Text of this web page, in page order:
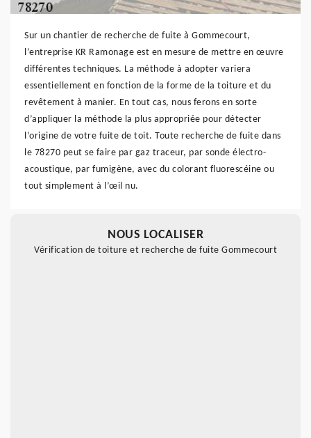
Sur un chantier de recherche de fuite à Gommecourt,
l’entreprise KR Ramonage est en mesure de mettre en œuvre
différentes techniques. La méthode à adopter variera
essentiellement en fonction de la forme de la toiture et du
revêtement à manier. En tout cas, nous ferons en sorte
d’appliquer la méthode la plus appropriée pour détecter
l’origine de votre fuite de toit. Toute recherche de fuite dans
le 78270 peut se faire par gaz traceur, par sonde électro-
acoustique, par fumigène, avec du colorant fluorescéine ou
tout simplement à l’œil nu.
NOUS LOCALISER
Vérification de toiture et recherche de fuite Gommecourt